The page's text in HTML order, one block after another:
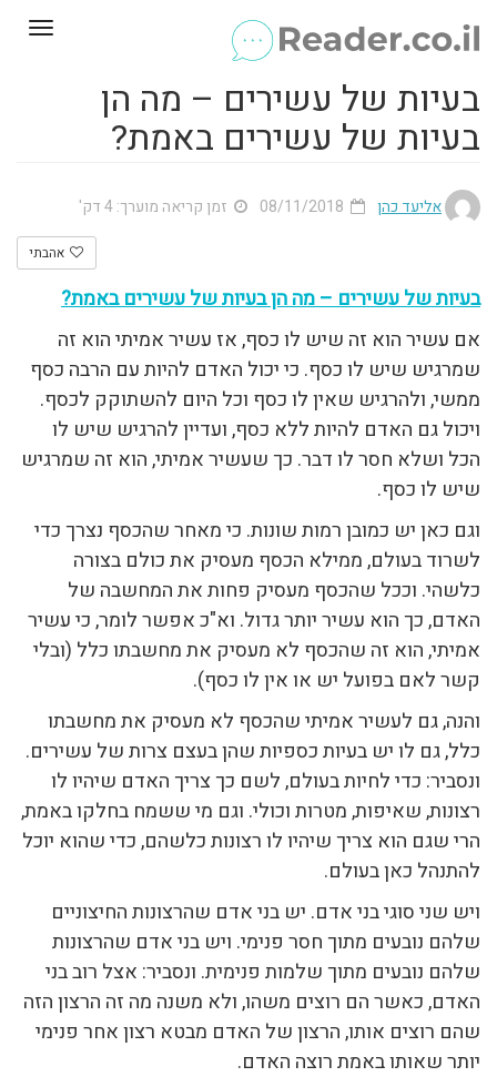
בעיות של עשירים – מה הן
בעיות של עשירים באמת?
אליעד כהן זמן קריאה מוערך: 4 דק'
אהבתי
בעיות של עשירים – מה הן בעיות של עשירים באמת?
אם עשיר הוא זה שיש לו כסף, אז עשיר אמיתי הוא זה
שמרגיש שיש לו כסף. כי יכול האדם להיות עם הרבה כסף
ממשי, ולהרגיש שאין לו כסף וכל היום להשתוקק לכסף.
ויכול גם האדם להיות ללא כסף, ועדיין להרגיש שיש לו
הכל ושלא חסר לו דבר. כך שעשיר אמיתי, הוא זה שמרגיש
שיש לו כסף.
וגם כאן יש כמובן רמות שונות. כי מאחר שהכסף נצרך כדי
לשרוד בעולם, ממילא הכסף מעסיק את כולם בצורה
כלשהי. וככל שהכסף מעסיק פחות את המחשבה של
האדם, כך הוא עשיר יותר גדול. וא"כ אפשר לומר, כי עשיר
אמיתי, הוא זה שהכסף לא מעסיק את מחשבתו כלל (ובלי
קשר לאם בפועל יש או אין לו כסף).
והנה, גם לעשיר אמיתי שהכסף לא מעסיק את מחשבתו
כלל, גם לו יש בעיות כספיות שהן בעצם צרות של עשירים.
ונסביר: כדי לחיות בעולם, לשם כך צריך האדם שיהיו לו
רצונות, שאיפות, מטרות וכולי. וגם מי ששמח בחלקו באמת,
הרי שגם הוא צריך שיהיו לו רצונות כלשהם, כדי שהוא יוכל
להתנהל כאן בעולם.
ויש שני סוגי בני אדם. יש בני אדם שהרצונות החיצוניים
שלהם נובעים מתוך חסר פנימי. ויש בני אדם שהרצונות
שלהם נובעים מתוך שלמות פנימית. ונסביר: אצל רוב בני
האדם, כאשר הם רוצים משהו, ולא משנה מה זה הרצון הזה
שהם רוצים אותו, הרצון של האדם מבטא רצון אחר פנימי
יותר שאותו באמת רוצה האדם.